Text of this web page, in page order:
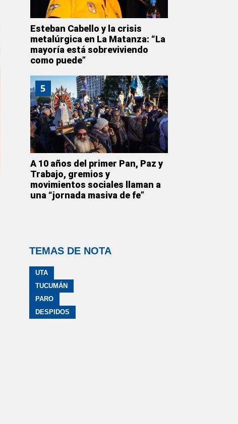
Esteban Cabello y la crisis
metalúrgica en La Matanza: “La
mayoría está sobreviviendo
como puede”
5
A 10 años del primer Pan, Paz y
Trabajo, gremios y
movimientos sociales llaman a
una “jornada masiva de fe”
TEMAS DE NOTA
UTA
TUCUMÁN
PARO
DESPIDOS